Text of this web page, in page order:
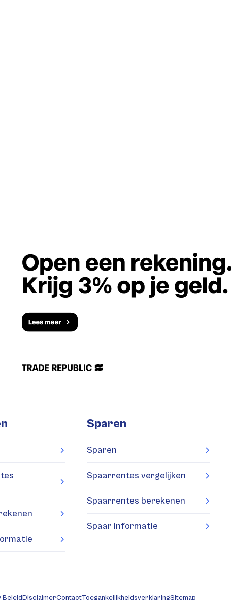
Sparen
Sparen
Spaarrentes vergelijken
Spaarrentes berekenen
Spaar informatie
BeleidDisclaimerContactToegankelijkheidsverklaringSitemap